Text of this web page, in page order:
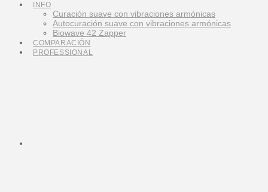
INFO
Curación suave con vibraciones armónicas
Autocuración suave con vibraciones armónicas
Biowave 42 Zapper
COMPARACIÓN
PROFESSIONAL